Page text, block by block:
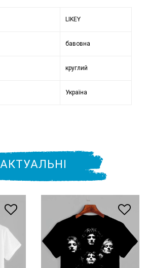
LIKEY
бавовна
круглий
Україна
АКТУАЛЬНІ